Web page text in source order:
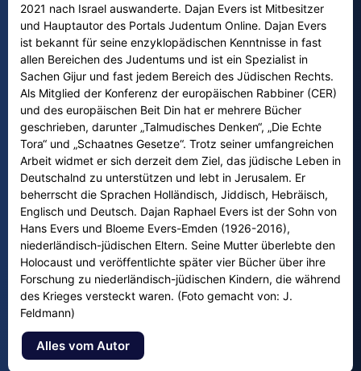
2021 nach Israel auswanderte. Dajan Evers ist Mitbesitzer
und Hauptautor des Portals Judentum Online. Dajan Evers
ist bekannt für seine enzyklopädischen Kenntnisse in fast
allen Bereichen des Judentums und ist ein Spezialist in
Sachen Gijur und fast jedem Bereich des Jüdischen Rechts.
Als Mitglied der Konferenz der europäischen Rabbiner (CER)
und des europäischen Beit Din hat er mehrere Bücher
geschrieben, darunter „Talmudisches Denken“, „Die Echte
Tora“ und „Schaatnes Gesetze“. Trotz seiner umfangreichen
Arbeit widmet er sich derzeit dem Ziel, das jüdische Leben in
Deutschalnd zu unterstützen und lebt in Jerusalem. Er
beherrscht die Sprachen Holländisch, Jiddisch, Hebräisch,
Englisch und Deutsch. Dajan Raphael Evers ist der Sohn von
Hans Evers und Bloeme Evers-Emden (1926-2016),
niederländisch-jüdischen Eltern. Seine Mutter überlebte den
Holocaust und veröffentlichte später vier Bücher über ihre
Forschung zu niederländisch-jüdischen Kindern, die während
des Krieges versteckt waren. (Foto gemacht von: J.
Feldmann)
Alles vom Autor